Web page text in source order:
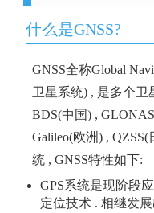
什么是GNSS?
GNSS全称Global
卫星系统) , 是多个
BDS(中国) ,
Galileo(欧洲) ,
统 , GNSS特性如下:
GPS系统是现阶段
定位技术 . 相继发